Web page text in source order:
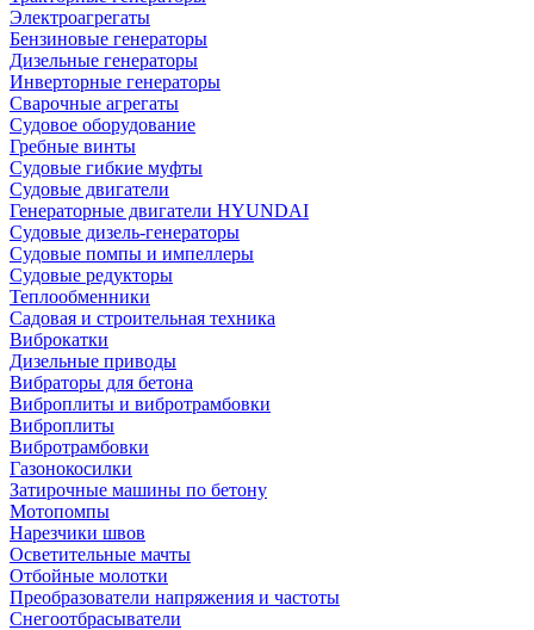
Электроагрегаты
Бензиновые генераторы
Дизельные генераторы
Инверторные генераторы
Сварочные агрегаты
Судовое оборудование
Гребные винты
Судовые гибкие муфты
Судовые двигатели
Генераторные двигатели HYUNDAI
Судовые дизель-генераторы
Судовые помпы и импеллеры
Судовые редукторы
Теплообменники
Садовая и строительная техника
Виброкатки
Дизельные приводы
Вибраторы для бетона
Виброплиты и вибротрамбовки
Виброплиты
Вибротрамбовки
Газонокосилки
Затирочные машины по бетону
Мотопомпы
Нарезчики швов
Осветительные мачты
Отбойные молотки
Преобразователи напряжения и частоты
Снегоотбрасыватели